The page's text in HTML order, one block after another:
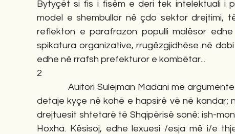
Bytyçët si fis i fisëm e deri tek intelektuali i
model e shembullor në çdo sektor drejtimi,
reflekton e parafrazon populli malësor
spikatura organizative, rrugëzgjidhëse në
edhe në rrafsh prefekturor e kombëtar...
2
            Auitori Sulejman Madani me argumente bindëse, fakte, shembuj konkretë, shifra e
detaje kyçe në kohë e hapsirë vë në kandar;
drejtuesit shtetarë të Shqipërisë sonë: ish-
Hoxha. Kësisoj, edhe lexuesi /esja më i/e